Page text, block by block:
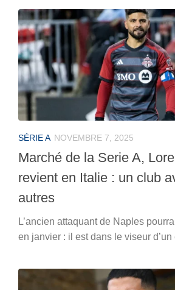
SÉRIE A NOVEMBRE 7, 2025
Marché de la Serie A,
revient en Italie : un club
autres
L’ancien attaquant de Naples
en janvier : il est dans le viseur d’un